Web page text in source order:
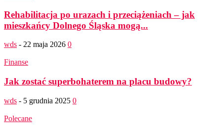
Rehabilitacja po urazach i przeciążeniach – jak
mieszkańcy Dolnego Śląska mogą...
wds - 22 maja 2026 0
Finanse
Jak zostać superbohaterem na placu budowy?
wds - 5 grudnia 2025 0
Polecane